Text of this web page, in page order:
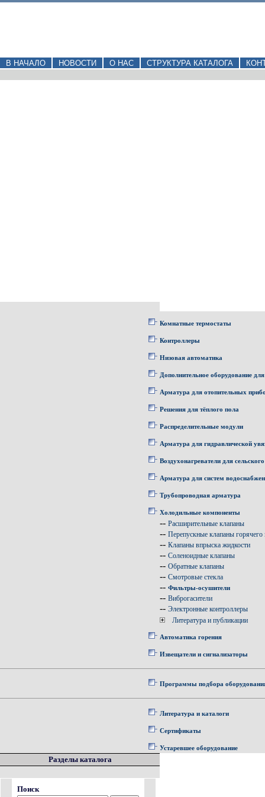
В НАЧАЛО НОВОСТИ О НАС СТРУКТУРА КАТАЛОГА
Комнатные термостаты
Контроллеры
Низовая автоматика
Дополнительное оборудование
Арматура для отопительных
Решения для тёплого пола
Распределительные модули
Арматура для гидравлической
Воздухонагреватели для
Арматура для систем
Трубопроводная арматура
Холодильные компоненты
-- Расширительные клапаны
-- Перепускные клапаны горячего
-- Клапаны впрыска жидкости
-- Соленоидные клапаны
-- Обратные клапаны
-- Смотровые стекла
-- Фильтры-осушители
-- Виброгасители
-- Электронные контроллеры
Литература и публикации
Автоматика горения
Извещатели и сигнализаторы
Программы подбора
Литература и каталоги
Сертификаты
Устаревшее оборудование
Разделы каталога
Поиск